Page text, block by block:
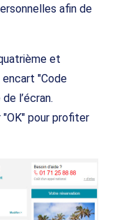
afin de
et
"Code
l’écran.
pour profiter